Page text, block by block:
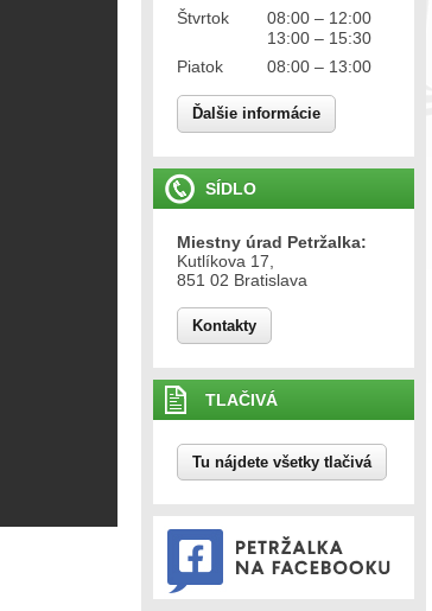
Štvrtok
08:00 – 12:00
13:00 – 15:30
Piatok
08:00 – 13:00
Ďalšie informácie
SÍDLO
Miestny úrad Petržalka:
Kutlíkova 17,
851 02 Bratislava
Kontakty
TLAČIVÁ
Tu nájdete všetky tlačivá